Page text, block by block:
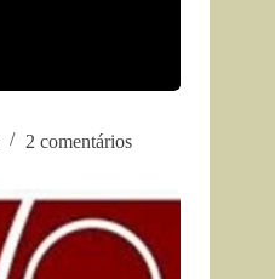
2 comentários